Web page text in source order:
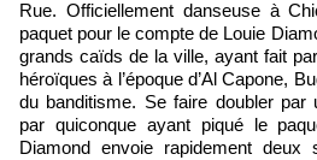
Rue. Officiellement danseuse à
paquet pour le compte de Louie
grands caïds de la ville, ayant fait
héroïques à l’époque d’Al Capone,
du banditisme. Se faire doubler
par quiconque ayant piqué le
Diamond envoie rapidement